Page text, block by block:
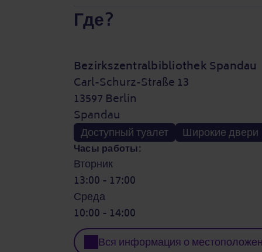
Где?
Bezirkszentralbibliothek Spandau
Carl-Schurz-Straße 13
13597 Berlin
Spandau
Доступный туалет
Широкие двери
Часы работы:
Вторник
13:00 - 17:00
Среда
10:00 - 14:00
Вся информация о